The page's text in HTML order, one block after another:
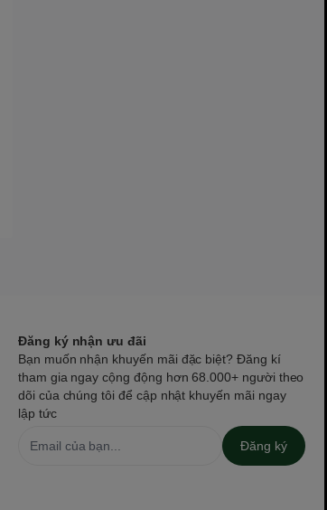
Đăng ký nhận ưu đãi
Bạn muốn nhận khuyến mãi đặc biệt? Đăng kí
tham gia ngay cộng động hơn 68.000+ người theo
dõi của chúng tôi để cập nhật khuyến mãi ngay
lập tức
Đăng ký